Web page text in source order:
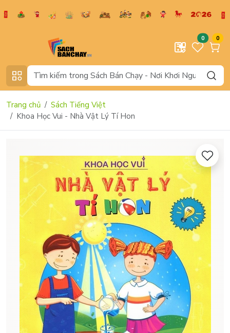
0 0
Trang chủ
Sách Tiếng Việt
Khoa Học Vui - Nhà Vật Lý Tí Hon